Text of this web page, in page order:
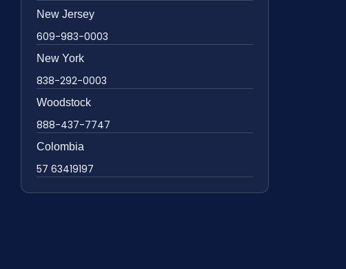
New Jersey
609-983-0003
New York
838-292-0003
Woodstock
888-437-7747
Colombia
57 63419197